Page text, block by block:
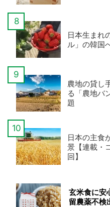
日本生まれ
ル」の韓国
農地の貸し
る「農地バ
題
日本の主食
景【連載・
回】
玄米食に安
留農薬不検